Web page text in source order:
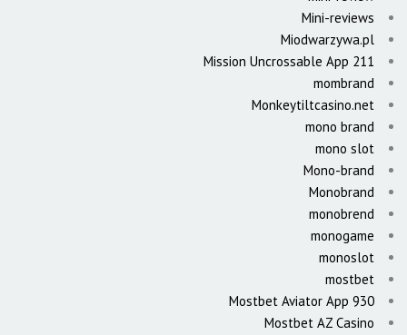
Mini-reviews
Miodwarzywa.pl
Mission Uncrossable App 211
mombrand
Monkeytiltcasino.net
mono brand
mono slot
Mono-brand
Monobrand
monobrend
monogame
monoslot
mostbet
Mostbet Aviator App 930
Mostbet AZ Casino